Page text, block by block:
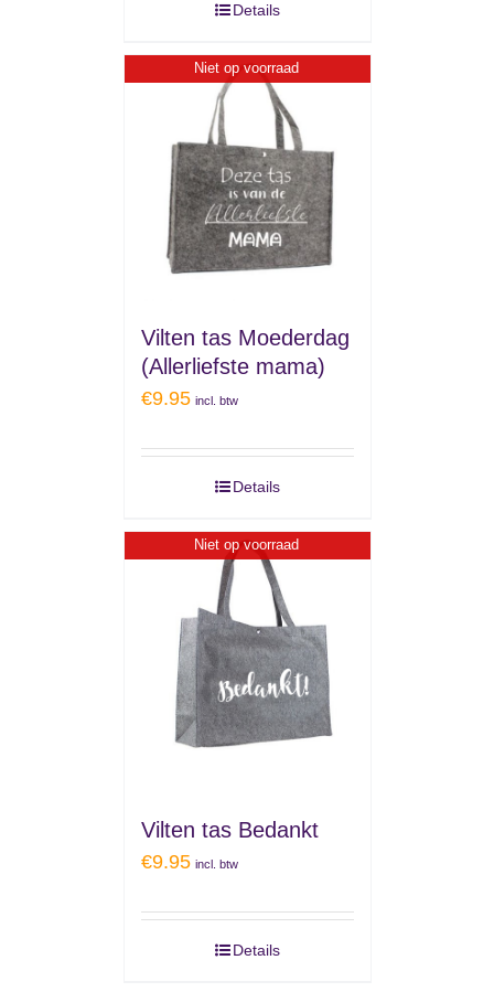
Details
Niet op voorraad
Vilten tas Moederdag
(Allerliefste mama)
€9.95 incl. btw
Details
Niet op voorraad
Vilten tas Bedankt
€9.95 incl. btw
Details